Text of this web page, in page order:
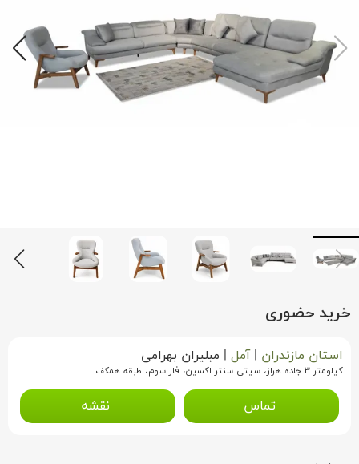
خرید حضوری
استان مازندران |آمل | مبلیران بهرامی
کیلومتر ۳ جاده هراز، سیتی سنتر اکسین، فاز سوم، طبقه همکف
تماس نقشه